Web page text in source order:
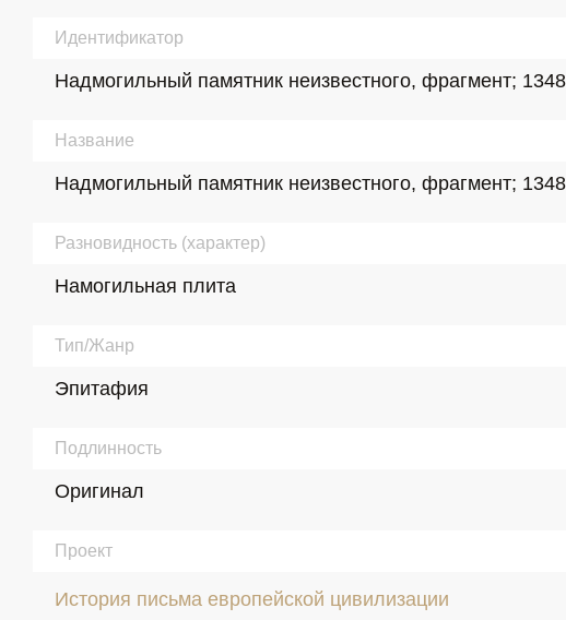
Идентификатор
Надмогильный памятник неизвестного, фрагмент;
Название
Надмогильный памятник неизвестного, фрагмент;
Разновидность (характер)
Намогильная плита
Тип/Жанр
Эпитафия
Подлинность
Оригинал
Проект
История письма европейской цивилизации